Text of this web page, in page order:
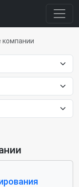
компании